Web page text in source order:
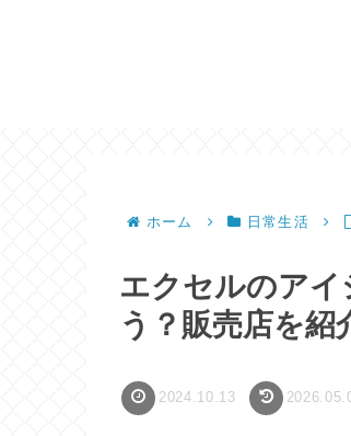
ホーム 日常生活
エクセルのア
う？販売店を紹
2024.10.13